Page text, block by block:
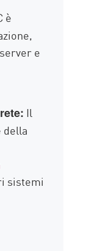
è
e
Il
della
sistemi